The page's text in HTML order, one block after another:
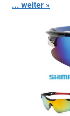
... weiter